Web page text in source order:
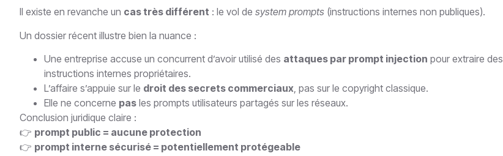
Il existe en revanche un cas très différent : le vol de system prompts (instructions internes non publiques).
Un dossier récent illustre bien la nuance :
Une entreprise accuse un concurrent d’avoir utilisé des attaques par prompt injection pour extraire des
instructions internes propriétaires.
L’affaire s’appuie sur le droit des secrets commerciaux, pas sur le copyright classique.
Elle ne concerne pas les prompts utilisateurs partagés sur les réseaux.
Conclusion juridique claire :
👉 prompt public = aucune protection
👉 prompt interne sécurisé = potentiellement protégeable